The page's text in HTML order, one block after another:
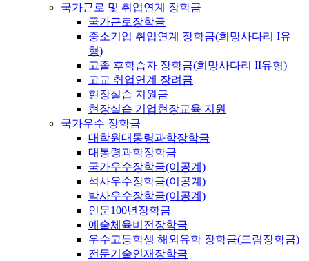
국가근로 및 취업연계 장학금
국가근로장학금
중소기업 취업연계 장학금(희망사다리 I유
형)
고졸 후학습자 장학금(희망사다리 II유형)
고교 취업연계 장려금
현장실습 지원금
현장실습 기업현장교육 지원
국가우수 장학금
대학원대통령과학장학금
대통령과학장학금
국가우수장학금(이공계)
석사우수장학금(이공계)
박사우수장학금(이공계)
인문100년장학금
예술체육비전장학금
우수고등학생 해외유학 장학금(드림장학금)
전문기술인재장학금